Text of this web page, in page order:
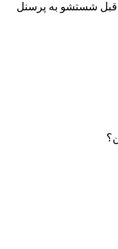
قبل شستشو به پرسنل